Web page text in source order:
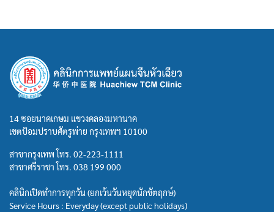
14 ซอยนาคเกษม แขวงคลองมหานาค
เขตป้อมปราบศัตรูพ่าย กรุงเทพฯ 10100
สาขากรุงเทพ โทร. 02-223-1111
สาขาศรีราชา โทร. 038 199 000
คลินิกเปิดทำการทุกวัน (ยกเว้นวันหยุดนักขัตฤกษ์)
Service Hours : Everyday (except public holidays)